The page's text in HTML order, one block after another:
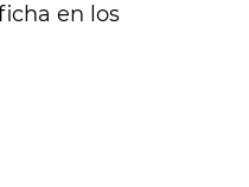
en los